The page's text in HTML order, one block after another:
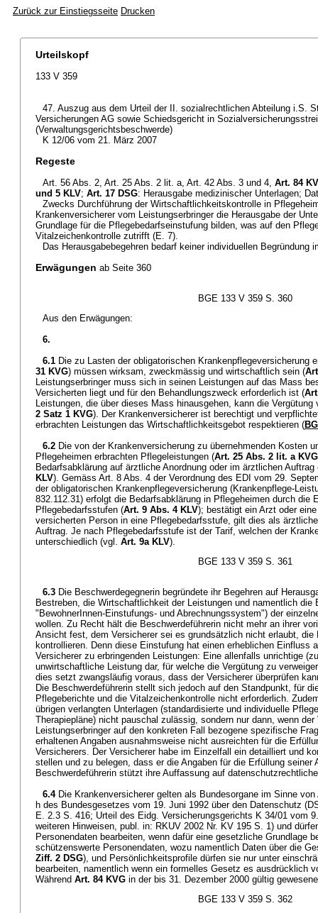
Zurück zur Einstiegsseite Drucken
Urteilskopf
133 V 359
47. Auszug aus dem Urteil der II. sozialrechtlichen Abteilung i.S.
Versicherungen AG sowie Schiedsgericht in
(Verwaltungsgerichtsbeschwerde)
K 12/06 vom 21. März 2007
Regeste
Art. 56 Abs. 2, Art. 25 Abs. 2 lit. a, Art. 42 Abs. 3 und 4, Art. 84
und 5 KLV; Art. 17 DSG: Herausgabe medizinischer Unterlagen;
Zwecks Durchführung der Wirtschaftlichkeitskontrolle in
Krankenversicherer vom Leistungserbringer die Herausgabe der
Grundlage für die Pflegebedarfseinstufung bilden, was auf den
Vitalzeichenkontrolle zutrifft (E. 7).
Das Herausgabebegehren bedarf keiner individuellen Begründung
Erwägungen ab Seite 360
BGE 133 V 359 S. 360
Aus den Erwägungen:
6.
6.1 Die zu Lasten der obligatorischen Krankenpflegeversicherung
31 KVG) müssen wirksam, zweckmässig und wirtschaftlich sein (
Leistungserbringer muss sich in seinen Leistungen auf das Mass
Versicherten liegt und für den Behandlungszweck erforderlich ist (
Leistungen, die über dieses Mass hinausgehen, kann die Vergütung
2 Satz 1 KVG). Der Krankenversicherer ist berechtigt und
erbrachten Leistungen das Wirtschaftlichkeitsgebot respektieren (
6.2 Die von der Krankenversicherung zu übernehmenden Kosten
Pflegeheimen erbrachten Pflegeleistungen (Art. 25 Abs. 2 lit. a KVG
Bedarfsabklärung auf ärztliche Anordnung oder im ärztlichen Auftrag
KLV). Gemäss Art. 8 Abs. 4 der Verordnung des EDI vom 29.
der obligatorischen Krankenpflegeversicherung (Krankenpflege-
832.112.31) erfolgt die Bedarfsabklärung in Pflegeheimen durch die
Pflegebedarfsstufen (Art. 9 Abs. 4 KLV); bestätigt ein Arzt oder
versicherten Person in eine Pflegebedarfsstufe, gilt dies als
Auftrag. Je nach Pflegebedarfsstufe ist der Tarif, welchen der
unterschiedlich (vgl. Art. 9a KLV).
BGE 133 V 359 S. 361
6.3 Die Beschwerdegegnerin begründete ihr Begehren auf
Bestreben, die Wirtschaftlichkeit der Leistungen und namentlich die
"BewohnerInnen-Einstufungs- und Abrechnungssystem") der
wollen. Zu Recht hält die Beschwerdeführerin nicht mehr an ihrer
Ansicht fest, dem Versicherer sei es grundsätzlich nicht erlaubt, die
kontrollieren. Denn diese Einstufung hat einen erheblichen Einfluss
Versicherer zu erbringenden Leistungen: Eine allenfalls unrichtige
unwirtschaftliche Leistung dar, für welche die Vergütung zu
dies setzt zwangsläufig voraus, dass der Versicherer überprüfen
Die Beschwerdeführerin stellt sich jedoch auf den Standpunkt, für
Pflegeberichte und die Vitalzeichenkontrolle nicht erforderlich.
übrigen verlangten Unterlagen (standardisierte und individuelle
Therapiepläne) nicht pauschal zulässig, sondern nur dann, wenn
Leistungserbringer auf den konkreten Fall bezogene spezifische
erhaltenen Angaben ausnahmsweise nicht ausreichten für die
Versicherers. Der Versicherer habe im Einzelfall ein detailliert und
stellen und zu belegen, dass er die Angaben für die Erfüllung seiner
Beschwerdeführerin stützt ihre Auffassung auf
6.4 Die Krankenversicherer gelten als Bundesorgane im Sinne
h des Bundesgesetzes vom 19. Juni 1992 über den Datenschutz
E. 2.3 S. 416; Urteil des Eidg. Versicherungsgerichts K 34/01 vom
weiteren Hinweisen, publ. in: RKUV 2002 Nr. KV 195 S. 1) und
Personendaten bearbeiten, wenn dafür eine gesetzliche Grundlage
schützenswerte Personendaten, wozu namentlich Daten über die
Ziff. 2 DSG), und Persönlichkeitsprofile dürfen sie nur unter
bearbeiten, namentlich wenn ein formelles Gesetz es ausdrücklich
Während Art. 84 KVG in der bis 31. Dezember 2000 gültig
BGE 133 V 359 S. 362